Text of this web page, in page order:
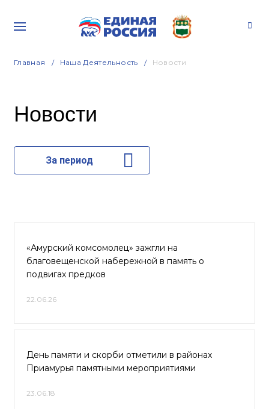
Главная Наша Деятельность Новости
Новости
За период
«Амурский комсомолец» зажгли на
благовещенской набережной в память о
подвигах предков
22.06.26
День памяти и скорби отметили в районах
Приамурья памятными мероприятиями
23.06.18